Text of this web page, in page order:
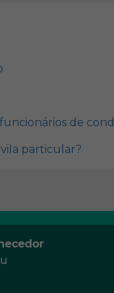
de
particular?